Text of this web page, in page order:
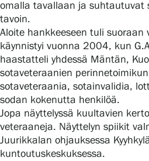
Esteettömyys
Tietosuoja ja evästeet
Verkkokauppa
omalla tavallaan ja suhtautuvat
tavoin.
Aloite hankkeeseen tuli suoraan
käynnistyi vuonna 2004, kun
haastatteli yhdessä Mäntän,
sotaveteraanien
sotaveteraania, sotainvalidia,
sodan kokenutta henkilöä.
Jopa näyttelyssä kuultavien
veteraaneja. Näyttelyn spiikit
Juurikkalan ohjauksessa
kuntoutuskeskuksessa.